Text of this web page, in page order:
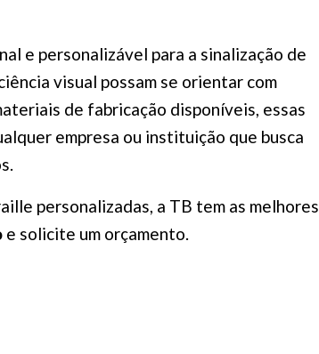
e personalizável para a sinalização de
visual possam se orientar com
de fabricação disponíveis, essas
empresa ou instituição que busca
personalizadas, a TB tem as melhores
e solicite um orçamento.